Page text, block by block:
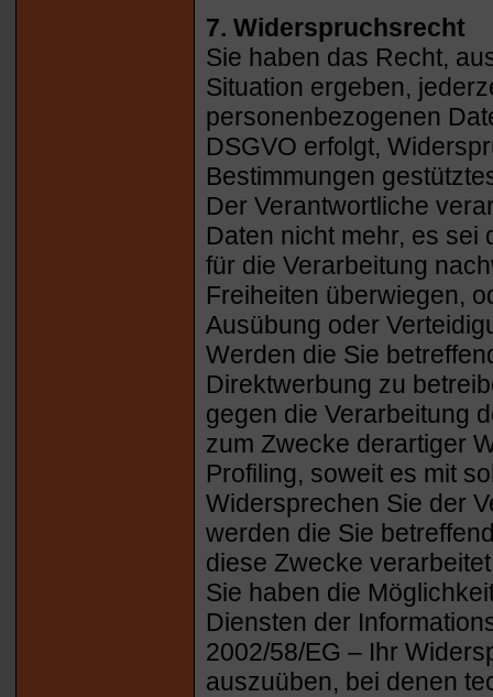
7. Widerspruchsrecht
Sie haben das Recht,
Situation ergeben,
personenbezogenen
DSGVO erfolgt,
Bestimmungen
Der Verantwortliche
Daten nicht mehr, es
für die Verarbeitung
Freiheiten überwiegen,
Ausübung oder
Werden die Sie
Direktwerbung zu
gegen die Verarbeitung
zum Zwecke derartiger
Profiling, soweit es mit
Widersprechen Sie der
werden die Sie
diese Zwecke
Sie haben die
Diensten der
2002/58/EG – Ihr
auszuüben, bei denen